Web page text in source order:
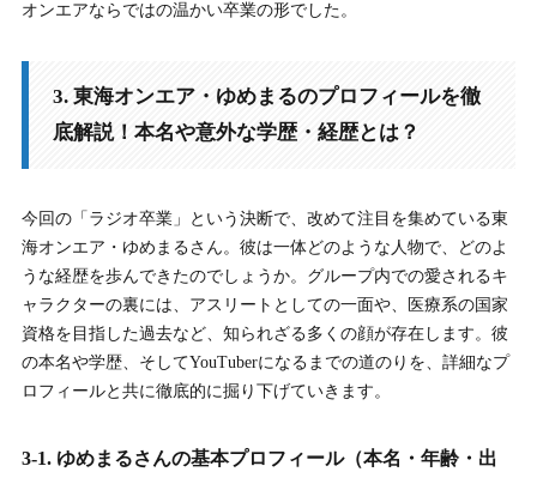
オンエアならではの温かい卒業の形でした。
3. 東海オンエア・ゆめまるのプロフィールを徹
底解説！本名や意外な学歴・経歴とは？
今回の「ラジオ卒業」という決断で、改めて注目を集めている東
海オンエア・ゆめまるさん。彼は一体どのような人物で、どのよ
うな経歴を歩んできたのでしょうか。グループ内での愛されるキ
ャラクターの裏には、アスリートとしての一面や、医療系の国家
資格を目指した過去など、知られざる多くの顔が存在します。彼
の本名や学歴、そしてYouTuberになるまでの道のりを、詳細なプ
ロフィールと共に徹底的に掘り下げていきます。
3-1. ゆめまるさんの基本プロフィール（本名・年齢・出